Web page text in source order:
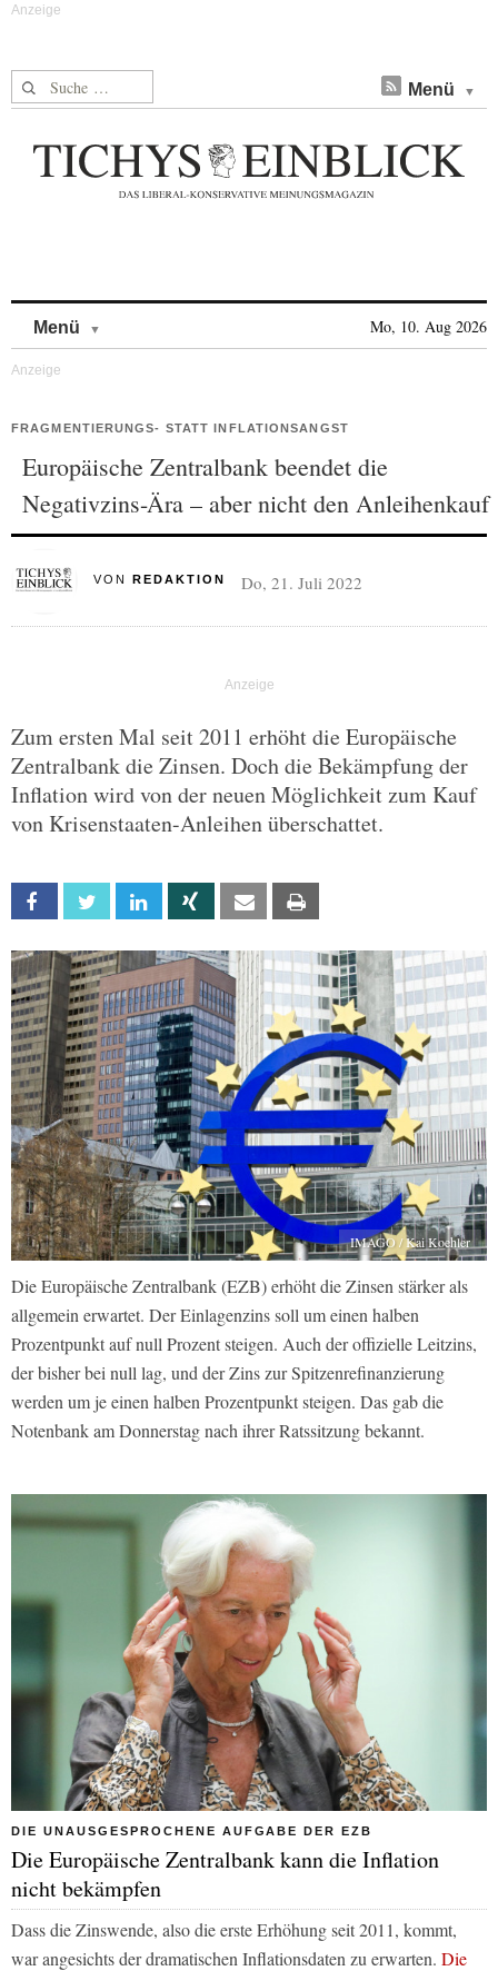
Suche nach: Menü
Menü Mo, 10. Aug 2026
FRAGMENTIERUNGS- STATT INFLATIONSANGST
Europäische Zentralbank beendet die
Negativzins-Ära – aber nicht den Anleihenkauf
VON REDAKTION Do, 21. Juli 2022
Zum ersten Mal seit 2011 erhöht die Europäische
Zentralbank die Zinsen. Doch die Bekämpfung der
Inflation wird von der neuen Möglichkeit zum Kauf
von Krisenstaaten-Anleihen überschattet.
Facebook Twitter Linkedin Xing Email
IMAGO / Kai Koehler
Die Europäische Zentralbank (EZB) erhöht die Zinsen stärker als
allgemein erwartet. Der Einlagenzins soll um einen halben
Prozentpunkt auf null Prozent steigen. Auch der offizielle Leitzins,
der bisher bei null lag, und der Zins zur Spitzenrefinanzierung
werden um je einen halben Prozentpunkt steigen. Das gab die
Notenbank am Donnerstag nach ihrer Ratssitzung bekannt.
DIE UNAUSGESPROCHENE AUFGABE DER EZB
Die Europäische Zentralbank kann die Inflation
nicht bekämpfen
Dass die Zinswende, also die erste Erhöhung seit 2011, kommt,
war angesichts der dramatischen Inflationsdaten zu erwarten. Die